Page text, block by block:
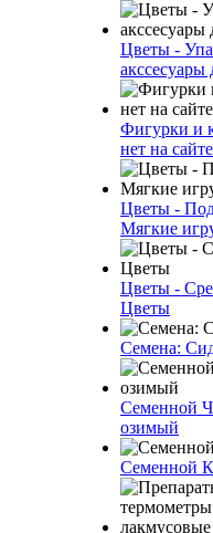
Цветы -
акссесуары
Фигурки и
нет на сайте
Цветы -
Мягкие
Цветы -
Цветы
Семена:
Семенной
озимый
Семенной